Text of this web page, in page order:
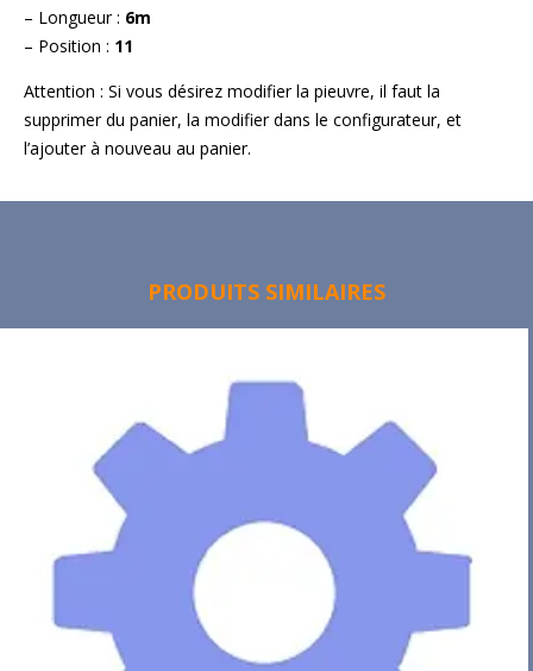
– Longueur : 6m
– Position : 11
Attention : Si vous désirez modifier la pieuvre, il faut la
supprimer du panier, la modifier dans le configurateur, et
l’ajouter à nouveau au panier.
PRODUITS SIMILAIRES